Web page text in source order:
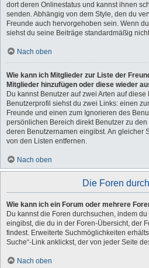
dort deren Onlinestatus und kannst ihnen
senden. Abhängig von dem Style, den du
Freunde auch hervorgehoben sein. Wenn
siehst du seine Beiträge standardmäßig
Nach oben
Wie kann ich Mitglieder zur Liste der
Mitglieder hinzufügen oder diese wieder
Du kannst Benutzer auf zwei Arten auf
Benutzerprofil siehst du zwei Links: einen
Freunde und einen zum Ignorieren des
persönlichen Bereich direkt Benutzer zu
deren Benutzernamen eingibst. An gleicher
von den Listen entfernen.
Nach oben
Die Foren
Wie kann ich ein Forum oder mehrere
Du kannst die Foren durchsuchen, indem
eingibst, die du in der Foren-Übersicht, der
findest. Erweiterte Suchmöglichkeiten
Suche“-Link anklickst, der von jeder Seite
Nach oben